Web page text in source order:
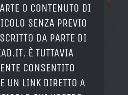
O CONTENUTO DI
SENZA PREVIO
DA PARTE DI
È TUTTAVIA
CONSENTITO
UN LINK DIRETTO A